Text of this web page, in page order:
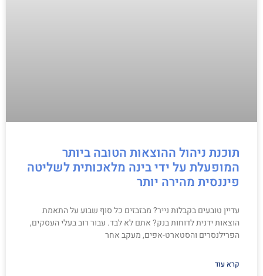
תוכנת ניהול ההוצאות הטובה ביותר
המופעלת על ידי בינה מלאכותית לשליטה
פיננסית מהירה יותר
עדיין טובעים בקבלות נייר? מבזבזים כל סוף שבוע על התאמת
הוצאות ידנית לדוחות בנק? אתם לא לבד. עבור רוב בעלי העסקים,
הפרילנסרים והסטארט-אפים, מעקב אחר
קרא עוד